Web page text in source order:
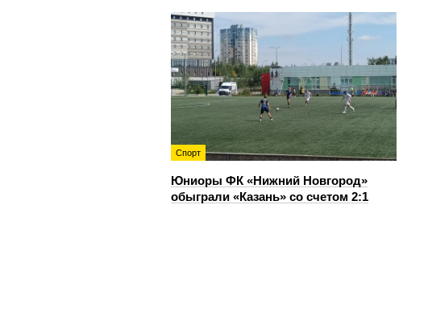
Спорт
Юниоры ФК «Нижний Новгород»
обыграли «Казань» со счетом 2:1